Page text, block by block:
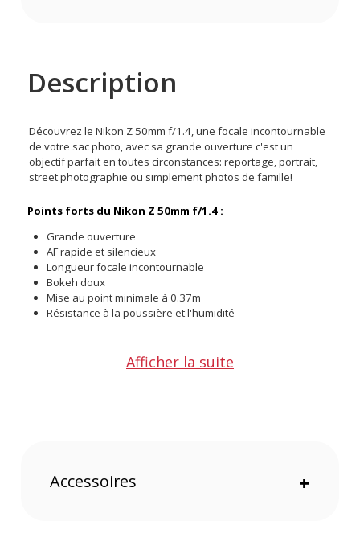
Description
Découvrez le Nikon Z 50mm f/1.4, une focale incontournable
de votre sac photo, avec sa grande ouverture c'est un
objectif parfait en toutes circonstances: reportage, portrait,
street photographie ou simplement photos de famille!
Points forts du Nikon Z 50mm f/1.4 :
Grande ouverture
AF rapide et silencieux
Longueur focale incontournable
Bokeh doux
Mise au point minimale à 0.37m
Résistance à la poussière et l'humidité
L'objectif Nikon Z 50mm f/1.4 vous permet grâce à sa grande
ouverture, de réaliser vos clichés même dans des conditions
Afficher la suite
Accessoires +